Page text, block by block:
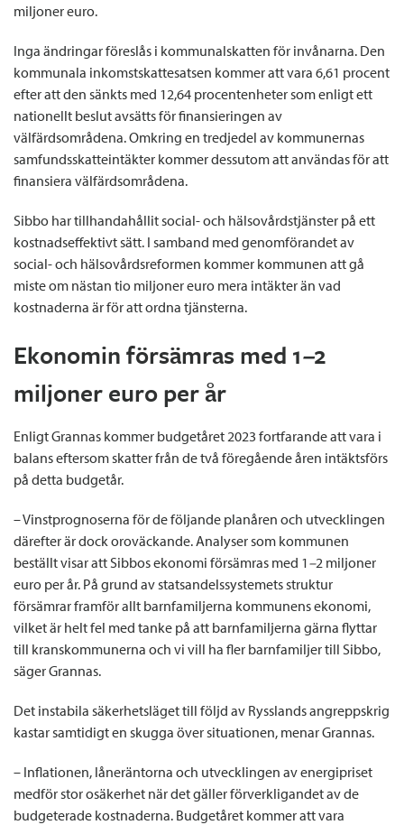
miljoner euro.
Inga ändringar föreslås i kommunalskatten för invånarna. Den
kommunala inkomstskattesatsen kommer att vara 6,61 procent
efter att den sänkts med 12,64 procentenheter som enligt ett
nationellt beslut avsätts för finansieringen av
välfärdsområdena. Omkring en tredjedel av kommunernas
samfundsskatteintäkter kommer dessutom att användas för att
finansiera välfärdsområdena.
Sibbo har tillhandahållit social- och hälsovårdstjänster på ett
kostnadseffektivt sätt. I samband med genomförandet av
social- och hälsovårdsreformen kommer kommunen att gå
miste om nästan tio miljoner euro mera intäkter än vad
kostnaderna är för att ordna tjänsterna.
Ekonomin försämras med 1–2
miljoner euro per år
Enligt Grannas kommer budgetåret 2023 fortfarande att vara i
balans eftersom skatter från de två föregående åren intäktsförs
på detta budgetår.
– Vinstprognoserna för de följande planåren och utvecklingen
därefter är dock oroväckande. Analyser som kommunen
beställt visar att Sibbos ekonomi försämras med 1–2 miljoner
euro per år. På grund av statsandelssystemets struktur
försämrar framför allt barnfamiljerna kommunens ekonomi,
vilket är helt fel med tanke på att barnfamiljerna gärna flyttar
till kranskommunerna och vi vill ha fler barnfamiljer till Sibbo,
säger Grannas.
Det instabila säkerhetsläget till följd av Rysslands angreppskrig
kastar samtidigt en skugga över situationen, menar Grannas.
– Inflationen, låneräntorna och utvecklingen av energipriset
medför stor osäkerhet när det gäller förverkligandet av de
budgeterade kostnaderna. Budgetåret kommer att vara